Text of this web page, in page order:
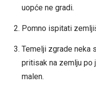
uopće ne gradi.
Pomno ispitati
Temelji zgrade neka
pritisak na zemlju po
malen.